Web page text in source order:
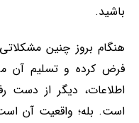
باشید.
هنگام بروز چنین
فرض کرده و تسلیم آن
اطلاعات، دیگر از دست
است. بله؛ واقعیت آن